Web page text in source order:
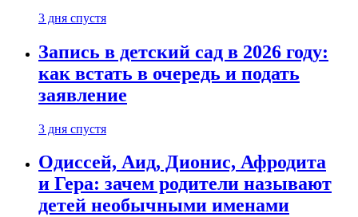
3 дня спустя
Запись в детский сад в 2026 году:
как встать в очередь и подать
заявление
3 дня спустя
Одиссей, Аид, Дионис, Афродита
и Гера: зачем родители называют
детей необычными именами